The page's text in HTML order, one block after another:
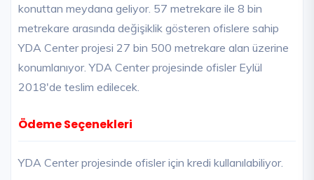
konuttan meydana geliyor. 57 metrekare ile 8 bin
metrekare arasında değişiklik gösteren ofislere sahip
YDA Center projesi 27 bin 500 metrekare alan üzerine
konumlanıyor. YDA Center projesinde ofisler Eylül
2018'de teslim edilecek.
Ödeme Seçenekleri
YDA Center projesinde ofisler için kredi kullanılabiliyor.